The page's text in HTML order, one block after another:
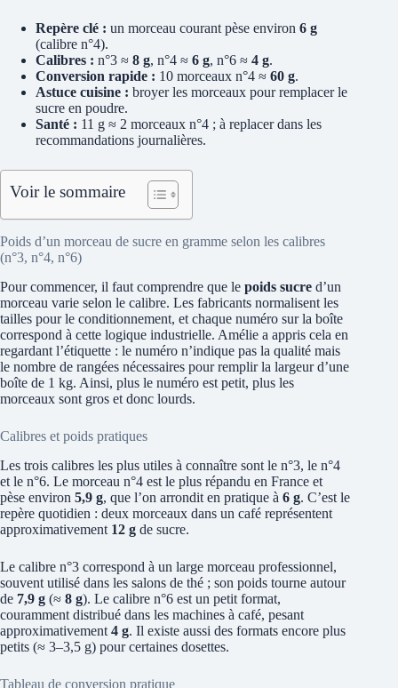
Repère clé : un morceau courant pèse environ 6 g
(calibre n°4).
Calibres : n°3 ≈ 8 g, n°4 ≈ 6 g, n°6 ≈ 4 g.
Conversion rapide : 10 morceaux n°4 ≈ 60 g.
Astuce cuisine : broyer les morceaux pour remplacer le
sucre en poudre.
Santé : 11 g ≈ 2 morceaux n°4 ; à replacer dans les
recommandations journalières.
Voir le sommaire
Poids d’un morceau de sucre en gramme selon les calibres
(n°3, n°4, n°6)
Pour commencer, il faut comprendre que le poids sucre d’un
morceau varie selon le calibre. Les fabricants normalisent les
tailles pour le conditionnement, et chaque numéro sur la boîte
correspond à cette logique industrielle. Amélie a appris cela en
regardant l’étiquette : le numéro n’indique pas la qualité mais
le nombre de rangées nécessaires pour remplir la largeur d’une
boîte de 1 kg. Ainsi, plus le numéro est petit, plus les
morceaux sont gros et donc lourds.
Calibres et poids pratiques
Les trois calibres les plus utiles à connaître sont le n°3, le n°4
et le n°6. Le morceau n°4 est le plus répandu en France et
pèse environ 5,9 g, que l’on arrondit en pratique à 6 g. C’est le
repère quotidien : deux morceaux dans un café représentent
approximativement 12 g de sucre.
Le calibre n°3 correspond à un large morceau professionnel,
souvent utilisé dans les salons de thé ; son poids tourne autour
de 7,9 g (≈ 8 g). Le calibre n°6 est un petit format,
couramment distribué dans les machines à café, pesant
approximativement 4 g. Il existe aussi des formats encore plus
petits (≈ 3–3,5 g) pour certaines dosettes.
Tableau de conversion pratique